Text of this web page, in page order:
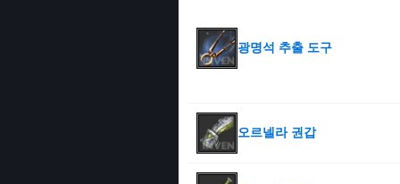
광명석 추출 도구
오르넬라 권갑